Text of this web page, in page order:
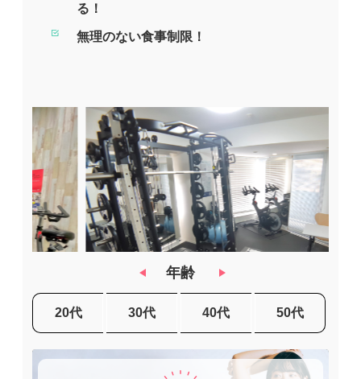
る！
無理のない食事制限！
年齢
20代 30代 40代 50代